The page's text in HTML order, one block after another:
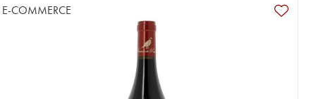
E-COMMERCE